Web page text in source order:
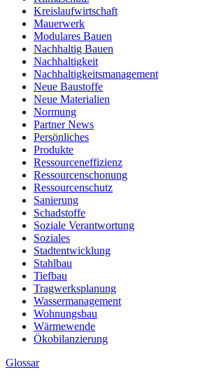
Kreislaufwirtschaft
Mauerwerk
Modulares Bauen
Nachhaltig Bauen
Nachhaltigkeit
Nachhaltigkeitsmanagement
Neue Baustoffe
Neue Materialien
Normung
Partner News
Persönliches
Produkte
Ressourceneffizienz
Ressourcenschonung
Ressourcenschutz
Sanierung
Schadstoffe
Soziale Verantwortung
Soziales
Stadtentwicklung
Stahlbau
Tiefbau
Tragwerksplanung
Wassermanagement
Wohnungsbau
Wärmewende
Ökobilanzierung
Glossar